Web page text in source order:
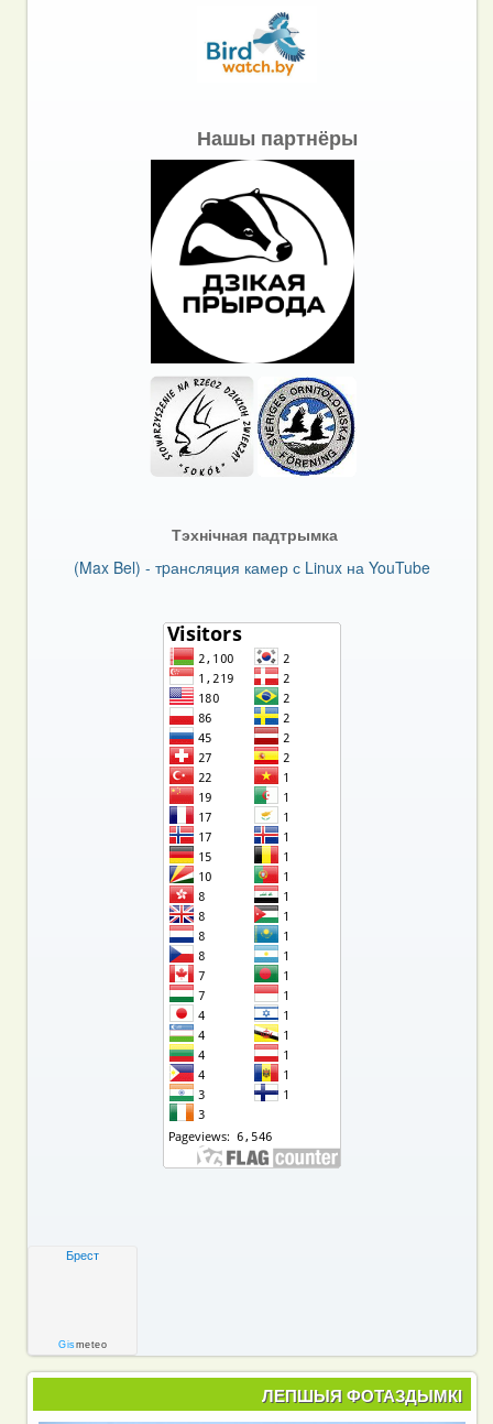
Нашы партнёры
Тэхнічная падтрымка
(Max Bel) - тpансляция камер с Linux на YouTube
Брест
Gismeteo
ЛЕПШЫЯ ФОТАЗДЫМКІ